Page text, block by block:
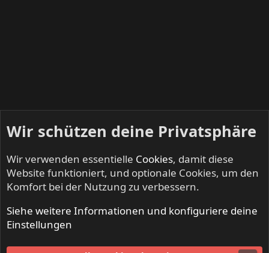
NO SLEEP TILL LIVE - Festivals & Open Airs
Wir schützen deine Privatsphäre
Wir verwenden essentielle Cookies, damit diese
Website funktioniert, und optionale Cookies, um den
Komfort bei der Nutzung zu verbessern.
Siehe weitere Informationen und konfiguriere deine
Einstellungen